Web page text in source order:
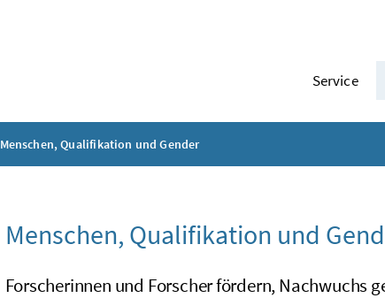
Service
Menschen, Qualifikation und Gender
Menschen, Qualifikation und
Forscherinnen und Forscher fördern, Nachwuchs